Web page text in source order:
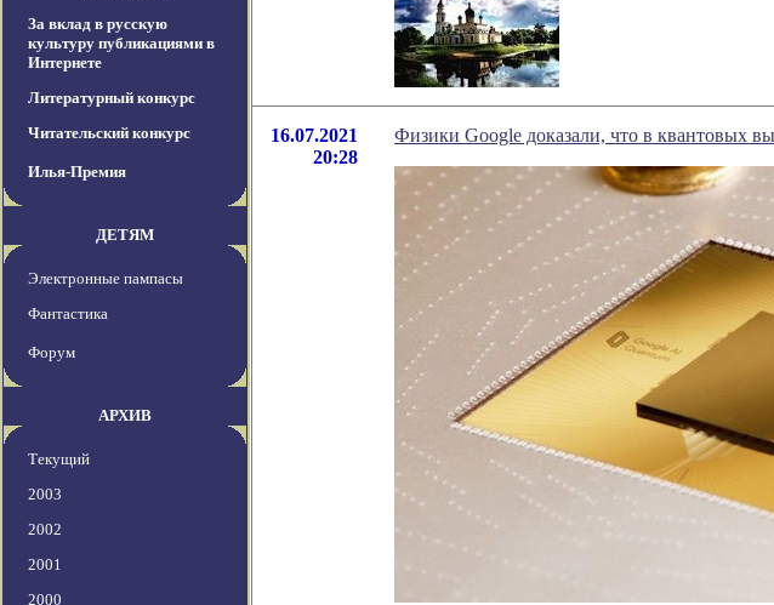
За вклад в русскую
культуру публикациями в
Интернете
Литературный конкурс
Читательский конкурс
Илья-Премия
ДЕТЯМ
Электронные пампасы
Фантастика
Форум
АРХИВ
Текущий
2003
2002
2001
2000
16.07.2021
20:28
Физики Google доказали, что в квантовых